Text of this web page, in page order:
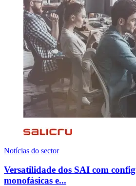
Notícias do sector
Versatilidade dos SAI com
monofásicas e...